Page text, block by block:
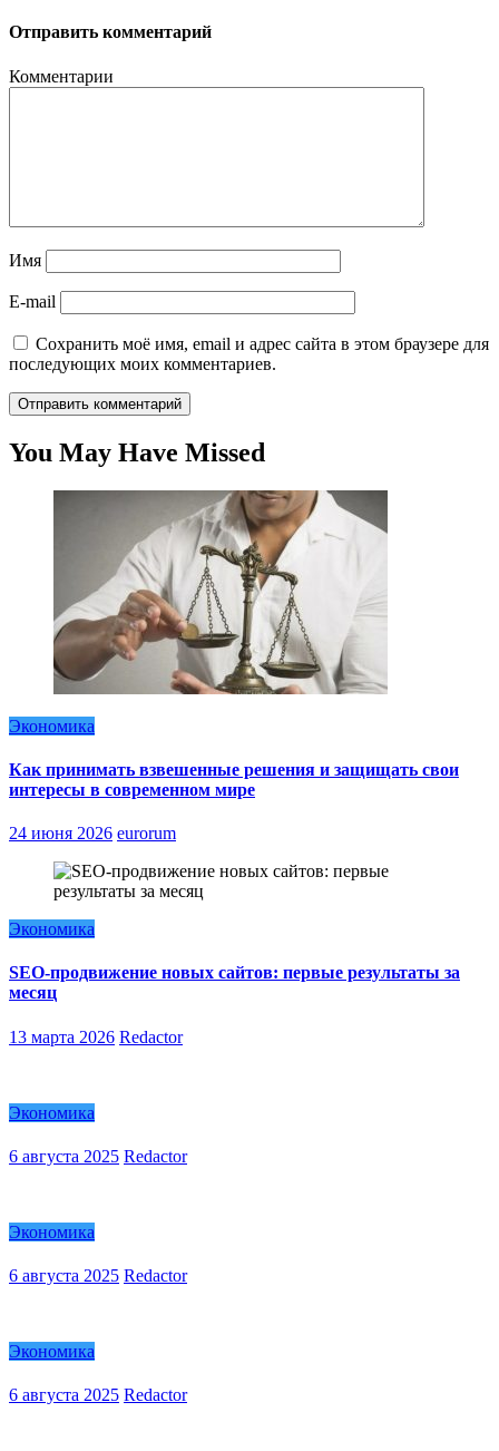
Отправить комментарий
Комментарии
Имя
E-mail
Сохранить моё имя, email и адрес сайта в этом браузере для
последующих моих комментариев.
You May Have Missed
Экономика
Как принимать взвешенные решения и защищать свои
интересы в современном мире
24 июня 2026 eurorum
Экономика
SEO-продвижение новых сайтов: первые результаты за
месяц
13 марта 2026 Redactor
Экономика
6 августа 2025 Redactor
Экономика
6 августа 2025 Redactor
Экономика
6 августа 2025 Redactor